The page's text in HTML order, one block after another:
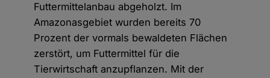
Futtermittelanbau abgeholzt. Im
Amazonasgebiet wurden bereits 70
Prozent der vormals bewaldeten Flächen
zerstört, um Futtermittel für die
Tierwirtschaft anzupflanzen. Mit der